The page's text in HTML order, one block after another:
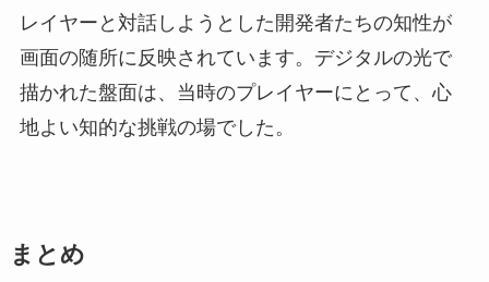
レイヤーと対話しようとした開発者たちの知性が
画面の随所に反映されています。デジタルの光で
描かれた盤面は、当時のプレイヤーにとって、心
地よい知的な挑戦の場でした。
まとめ